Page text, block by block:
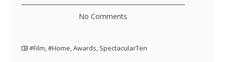
No Comments
#Film,#Home,Awards, SpectacularTen